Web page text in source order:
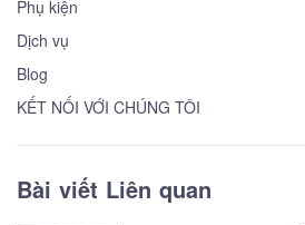
Phụ kiện
Dịch vụ
Blog
KẾT NỐI VỚI CHÚNG TÔI
Bài viết Liên quan